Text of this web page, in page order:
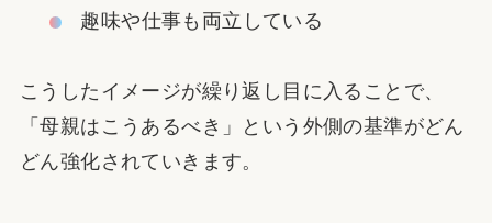
趣味や仕事も両立している
こうしたイメージが繰り返し目に入ることで、
「母親はこうあるべき」という外側の基準がどん
どん強化されていきます。